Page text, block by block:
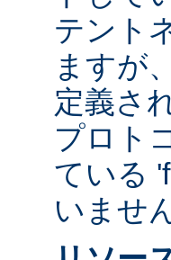
テント
ますが
定義さ
プロト
ている
いませ